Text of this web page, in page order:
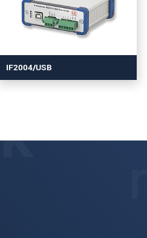
IF2004/USB